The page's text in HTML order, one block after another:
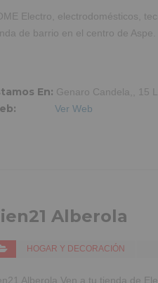
Electro, electrodomésticos,
de barrio en el centro de
En: Genaro Candela,, 15
Ver Web
Alberola
HOGAR Y DECORACIÓN
Alberola Ven a tu tienda de